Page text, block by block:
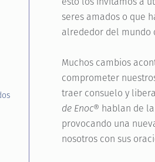
seres amados o que
alrededor del mundo
Muchos cambios
comprometer
traer consuelo y
de Enoc® hablan de
provocando una
nosotros con sus